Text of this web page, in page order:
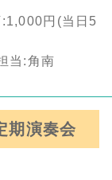
:1,000円(当日5
当:角南
期演奏会